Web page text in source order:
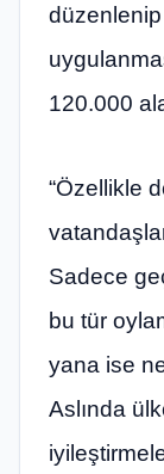
120.000
“Özellikle
Sadece
bu tür
yana ise
Aslında